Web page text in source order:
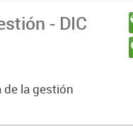
- DIC
de la gestión